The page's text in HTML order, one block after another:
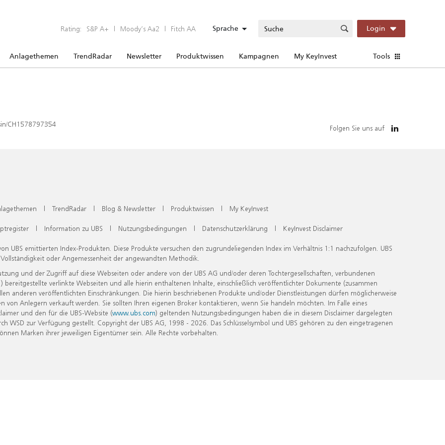
Rating: S&P A+ | Moody’s Aa2 | Fitch AA Sprache Login
Anlagethemen TrendRadar Newsletter Produktwissen Kampagnen My KeyInvest Tools
CH1578797354 Folgen Sie uns auf
| TrendRadar | Blog & Newsletter | Produktwissen | My KeyInvest
| Information zu UBS | Nutzungsbedingungen | Datenschutzerklärung | KeyInvest Disclaimer
UBS emittierten Index-Produkten. Diese Produkte versuchen den zugrundeliegenden Index im Verhältnis 1:1 nachzufolgen. UBS
oder Angemessenheit der angewandten Methodik.
und der Zugriff auf diese Webseiten oder andere von der UBS AG und/oder deren Tochtergesellschaften, verbundenen
verlinkte Webseiten und alle hierin enthaltenen Inhalte, einschließlich veröffentlichter Dokumente (zusammen
anderen veröffentlichten Einschränkungen. Die hierin beschriebenen Produkte und/oder Dienstleistungen dürfen möglicherweise
Anlegern verkauft werden. Sie sollten Ihren eigenen Broker kontaktieren, wenn Sie handeln möchten. Im Falle eines
und den für die UBS-Website (www.ubs.com) geltenden Nutzungsbedingungen haben die in diesem Disclaimer dargelegten
zur Verfügung gestellt. Copyright der UBS AG, 1998 - 2026. Das Schlüsselsymbol und UBS gehören zu den eingetragenen
Marken ihrer jeweiligen Eigentümer sein. Alle Rechte vorbehalten.